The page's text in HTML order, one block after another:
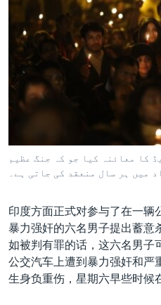
中东
欧洲
非洲
美洲
人权·法律·宗教
科教·文娱·体健
军事
劳工
热点专题
白宫要闻
国会报道
美中关系
埃博拉疫情
美国之音专访
台海两岸关系
南中国海争端
关注西藏
VOA视频
VOA今日焦点
中文广播
其他语言网站
کا معائنہ کیا جو کہ جنگ عظیم
میں ہر سال منعقد کی جاتی ہے۔
印度方面正式对参与了在一辆
暴力强奸的六名男子提出蓄意
如被判有罪的话，这六名男子
公交汽车上遭到暴力强奸和严
生身负重伤，星期六早些时候